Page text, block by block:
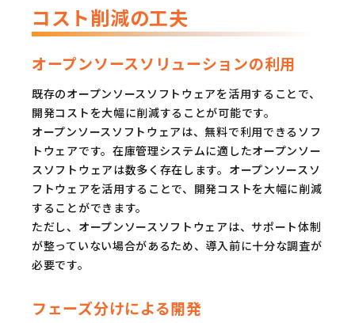
コスト削減の工夫
オープンソースソリューションの利用
既存のオープンソースソフトウェアを活用することで、
開発コストを大幅に削減することが可能です。
オープンソースソフトウェアは、無料で利用できるソフ
トウェアです。在庫管理システムに適したオープンソー
スソフトウェアは数多く存在します。オープンソースソ
フトウェアを活用することで、開発コストを大幅に削減
することができます。
ただし、オープンソースソフトウェアは、サポート体制
が整っていない場合があるため、導入前に十分な調査が
必要です。
フェーズ分けによる開発